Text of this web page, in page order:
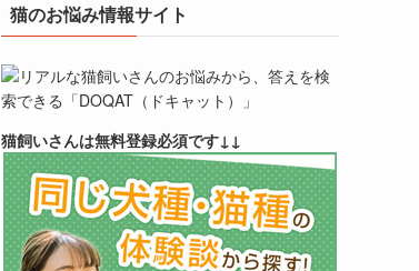
猫のお悩み情報サイト
リアルな猫飼いさんのお悩みから、答えを検
索できる「DOQAT（ドキャット）」
猫飼いさんは無料登録必須です↓↓